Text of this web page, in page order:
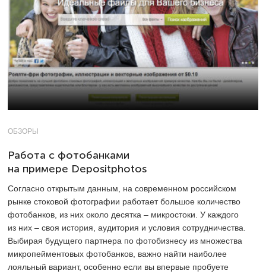
ОБЗОРЫ
Работа с фотобанками
на примере Depositphotos
Согласно открытым данным, на современном российском
рынке стоковой фотографии работает большое количество
фотобанков, из них около десятка – микростоки. У каждого
из них – своя история, аудитория и условия сотрудничества.
Выбирая будущего партнера по фотобизнесу из множества
микропейментовых фотобанков, важно найти наиболее
лояльный вариант, особенно если вы впервые пробуете